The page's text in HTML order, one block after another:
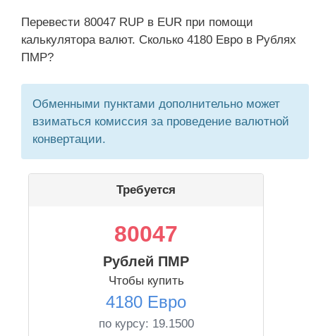
Перевести 80047 RUP в EUR при помощи
калькулятора валют. Сколько 4180 Евро в Рублях
ПМР?
Обменными пунктами дополнительно может
взиматься комиссия за проведение валютной
конвертации.
Требуется
80047
Рублей ПМР
Чтобы купить
4180 Евро
по курсу: 19.1500